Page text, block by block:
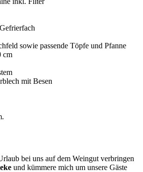
sowie passende Töpfe und Pfanne
cm
mit Besen
bei uns auf dem Weingut verbringen
und kümmere mich um unsere Gäste